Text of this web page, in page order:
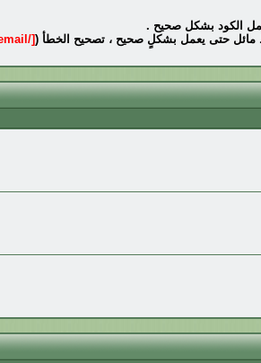
الكود بشكل صحيح .
مائل حتى يعمل بشكلٍ صحيح ، تصحيح الخطأ ([/email]